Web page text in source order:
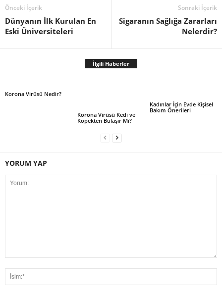
Önceki İçerik
Dünyanın İlk Kurulan En
Eski Üniversiteleri
Sonraki İçerik
Sigaranın Sağlığa Zararları
Nelerdir?
İlgili Haberler
Korona Virüsü Nedir?
Korona Virüsü Kedi ve
Köpekten Bulaşır Mı?
Kadınlar İçin Evde Kişisel
Bakım Önerileri
YORUM YAP